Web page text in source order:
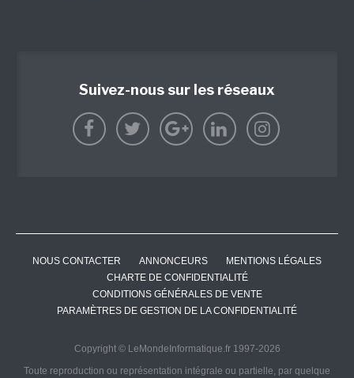
Suivez-nous sur les réseaux
NOUS CONTACTER ANNONCEURS
MENTIONS LÉGALES
CHARTE DE CONFIDENTIALITÉ
CONDITIONS GÉNÉRALES DE VENTE
PARAMÈTRES DE GESTION DE LA CONFIDENTIALITÉ
Copyright © LeMondeInformatique.fr 1997-2026
Toute reproduction ou représentation intégrale ou partielle, par quelque